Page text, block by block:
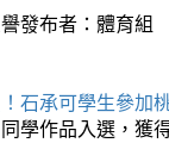
發布者：體育組
石承可學生參加
學作品入選，獲